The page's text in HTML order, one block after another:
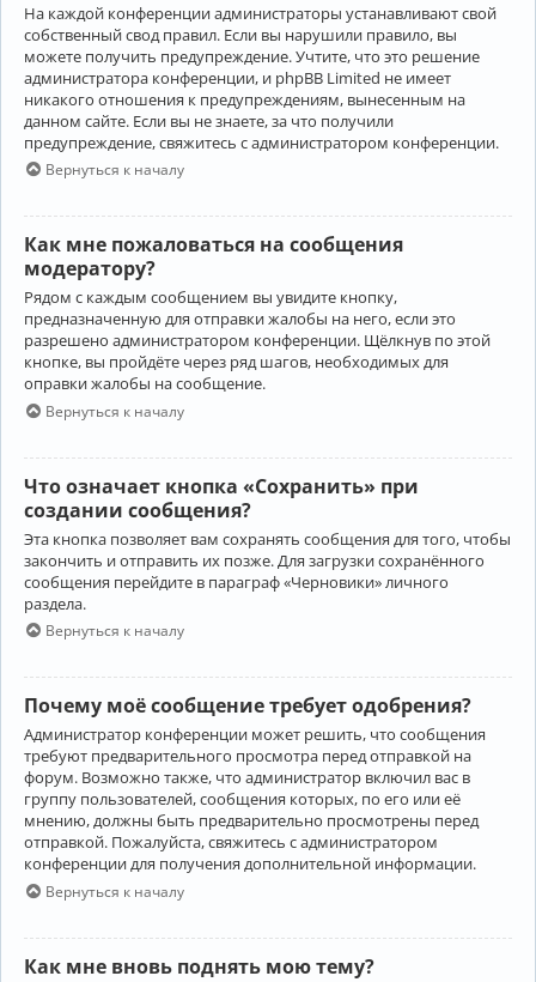
На каждой конференции администраторы устанавливают свой
собственный свод правил. Если вы нарушили правило, вы
можете получить предупреждение. Учтите, что это решение
администратора конференции, и phpBB Limited не имеет
никакого отношения к предупреждениям, вынесенным на
данном сайте. Если вы не знаете, за что получили
предупреждение, свяжитесь с администратором конференции.
Вернуться к началу
Как мне пожаловаться на сообщения
модератору?
Рядом с каждым сообщением вы увидите кнопку,
предназначенную для отправки жалобы на него, если это
разрешено администратором конференции. Щёлкнув по этой
кнопке, вы пройдёте через ряд шагов, необходимых для
оправки жалобы на сообщение.
Вернуться к началу
Что означает кнопка «Сохранить» при
создании сообщения?
Эта кнопка позволяет вам сохранять сообщения для того, чтобы
закончить и отправить их позже. Для загрузки сохранённого
сообщения перейдите в параграф «Черновики» личного
раздела.
Вернуться к началу
Почему моё сообщение требует одобрения?
Администратор конференции может решить, что сообщения
требуют предварительного просмотра перед отправкой на
форум. Возможно также, что администратор включил вас в
группу пользователей, сообщения которых, по его или её
мнению, должны быть предварительно просмотрены перед
отправкой. Пожалуйста, свяжитесь с администратором
конференции для получения дополнительной информации.
Вернуться к началу
Как мне вновь поднять мою тему?